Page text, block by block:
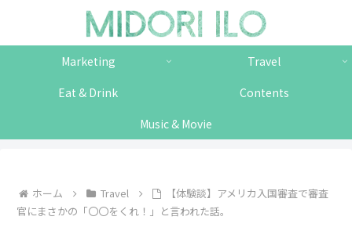
Marketing
Travel
Eat & Drink
Contents
Music & Movie
ホーム Travel
【体験談】アメリカ入国審査で審査
官にまさかの「〇〇をくれ！」と言われた話。